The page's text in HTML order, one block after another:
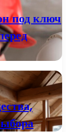
под ключ